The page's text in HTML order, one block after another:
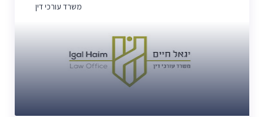
משרד עורכי דין